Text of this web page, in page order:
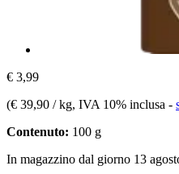
€ 3,99
(€ 39,90 / kg, IVA 10% inclusa -
Contenuto: 100 g
In magazzino dal giorno 13